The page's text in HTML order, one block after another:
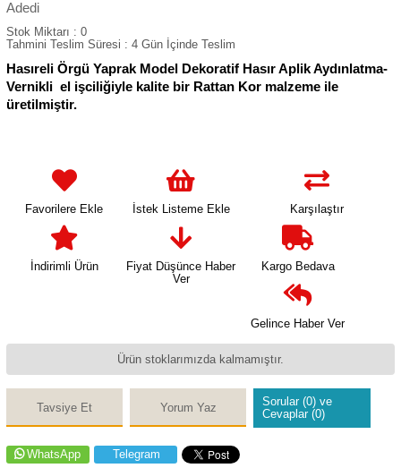
Adedi
Stok Miktarı : 0
Tahmini Teslim Süresi : 4 Gün İçinde Teslim
Hasıreli Örgü Yaprak Model Dekoratif Hasır Aplik Aydınlatma-
Vernikli el işciliğiyle kalite bir Rattan Kor malzeme ile
üretilmiştir.
Favorilere Ekle İstek Listeme Ekle Karşılaştır
İndirimli Ürün
Fiyat Düşünce Haber
Ver
Kargo Bedava
Gelince Haber Ver
Ürün stoklarımızda kalmamıştır.
Tavsiye Et Yorum Yaz
Sorular (0) ve
Cevaplar (0)
WhatsApp Telegram